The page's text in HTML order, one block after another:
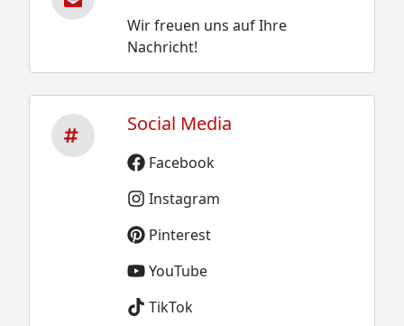
Wir freuen uns auf Ihre
Nachricht!
Social Media
Facebook
Instagram
Pinterest
YouTube
TikTok